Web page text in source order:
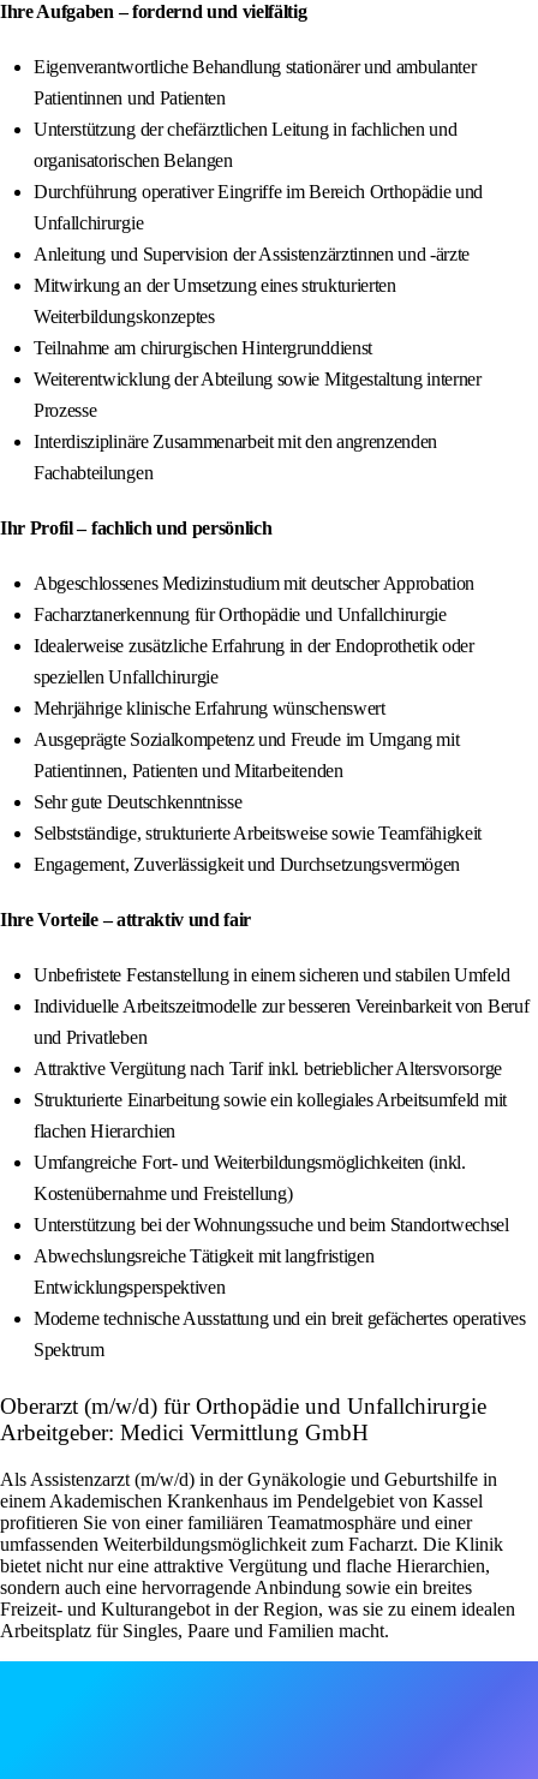
Ihre Aufgaben – fordernd und vielfältig
Eigenverantwortliche Behandlung stationärer und ambulanter
Patientinnen und Patienten
Unterstützung der chefärztlichen Leitung in fachlichen und
organisatorischen Belangen
Durchführung operativer Eingriffe im Bereich Orthopädie und
Unfallchirurgie
Anleitung und Supervision der Assistenzärztinnen und -ärzte
Mitwirkung an der Umsetzung eines strukturierten
Weiterbildungskonzeptes
Teilnahme am chirurgischen Hintergrunddienst
Weiterentwicklung der Abteilung sowie Mitgestaltung interner
Prozesse
Interdisziplinäre Zusammenarbeit mit den angrenzenden
Fachabteilungen
Ihr Profil – fachlich und persönlich
Abgeschlossenes Medizinstudium mit deutscher Approbation
Facharztanerkennung für Orthopädie und Unfallchirurgie
Idealerweise zusätzliche Erfahrung in der Endoprothetik oder
speziellen Unfallchirurgie
Mehrjährige klinische Erfahrung wünschenswert
Ausgeprägte Sozialkompetenz und Freude im Umgang mit
Patientinnen, Patienten und Mitarbeitenden
Sehr gute Deutschkenntnisse
Selbstständige, strukturierte Arbeitsweise sowie Teamfähigkeit
Engagement, Zuverlässigkeit und Durchsetzungsvermögen
Ihre Vorteile – attraktiv und fair
Unbefristete Festanstellung in einem sicheren und stabilen Umfeld
Individuelle Arbeitszeitmodelle zur besseren Vereinbarkeit von Beruf
und Privatleben
Attraktive Vergütung nach Tarif inkl. betrieblicher Altersvorsorge
Strukturierte Einarbeitung sowie ein kollegiales Arbeitsumfeld mit
flachen Hierarchien
Umfangreiche Fort- und Weiterbildungsmöglichkeiten (inkl.
Kostenübernahme und Freistellung)
Unterstützung bei der Wohnungssuche und beim Standortwechsel
Abwechslungsreiche Tätigkeit mit langfristigen
Entwicklungsperspektiven
Moderne technische Ausstattung und ein breit gefächertes operatives
Spektrum
Oberarzt (m/w/d) für Orthopädie und Unfallchirurgie
Arbeitgeber: Medici Vermittlung GmbH
Als Assistenzarzt (m/w/d) in der Gynäkologie und Geburtshilfe in
einem Akademischen Krankenhaus im Pendelgebiet von Kassel
profitieren Sie von einer familiären Teamatmosphäre und einer
umfassenden Weiterbildungsmöglichkeit zum Facharzt. Die Klinik
bietet nicht nur eine attraktive Vergütung und flache Hierarchien,
sondern auch eine hervorragende Anbindung sowie ein breites
Freizeit- und Kulturangebot in der Region, was sie zu einem idealen
Arbeitsplatz für Singles, Paare und Familien macht.